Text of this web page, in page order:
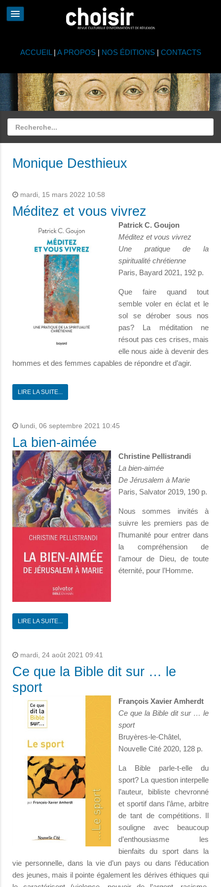
ACCUEIL | A PROPOS| NOS ÉDITIONS| CONTACTS
Monique Desthieux
mardi, 15 mars 2022 10:58
Méditez et vous vivrez
Patrick C. Goujon
Méditez et vous vivrez
Une pratique de la
spiritualité chrétienne
Paris, Bayard 2021, 192 p.
Que faire quand tout
semble voler en éclat et le
sol se dérober sous nos
pas? La méditation ne
résout pas ces crises, mais
elle nous aide à devenir des
hommes et des femmes capables de répondre et d’agir.
LIRE LA SUITE...
lundi, 06 septembre 2021 10:45
La bien-aimée
Christine Pellistrandi
La bien-aimée
De Jérusalem à Marie
Paris, Salvator 2019, 190 p.
Nous sommes invités à
suivre les premiers pas de
l’humanité pour entrer dans
la compréhension de
l’amour de Dieu, de toute
éternité, pour l’Homme.
LIRE LA SUITE...
mardi, 24 août 2021 09:41
Ce que la Bible dit sur … le
sport
François Xavier Amherdt
Ce que la Bible dit sur … le
sport
Bruyères-le-Châtel,
Nouvelle Cité 2020, 128 p.
La Bible parle-t-elle du
sport? La question interpelle
l’auteur, bibliste chevronné
et sportif dans l’âme, arbitre
de tant de compétitions. Il
souligne avec beaucoup
d’enthousiasme les
bienfaits du sport dans la
vie personnelle, dans la vie d’un pays ou dans l’éducation
des jeunes, mais il pointe également les dérives éthiques qui